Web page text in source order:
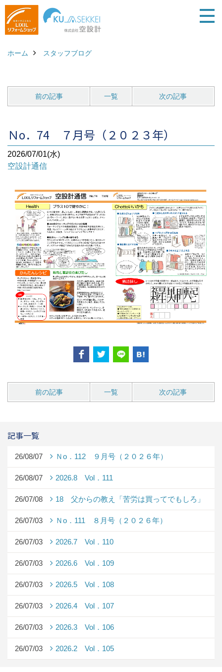
ホーム スタッフブログ
前の記事 一覧 次の記事
Ｎo．74 ７月号（２０２３年）
2026/07/01(水)
空設計通信
前の記事 一覧 次の記事
記事一覧
26/08/07 Ｎo．112 ９月号（２０２６年）
26/08/07 2026.8 Vol．111
26/07/08 18 父からの教え「苦労は買ってでもしろ」
26/07/03 Ｎo．111 ８月号（２０２６年）
26/07/03 2026.7 Vol．110
26/07/03 2026.6 Vol．109
26/07/03 2026.5 Vol．108
26/07/03 2026.4 Vol．107
26/07/03 2026.3 Vol．106
26/07/03 2026.2 Vol．105